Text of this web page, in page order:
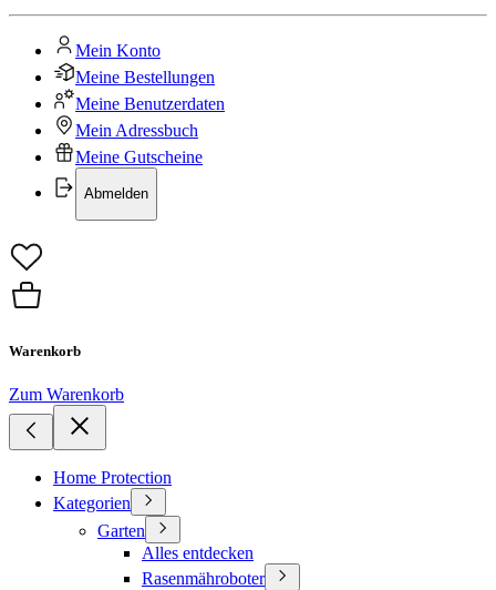
Mein Konto
Meine Bestellungen
Meine Benutzerdaten
Mein Adressbuch
Meine Gutscheine
Abmelden
Warenkorb
Zum Warenkorb
Home Protection
Kategorien
Garten
Alles entdecken
Rasenmähroboter